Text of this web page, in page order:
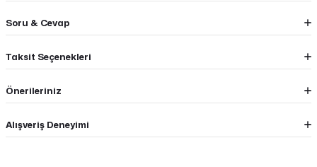
Soru & Cevap
Taksit Seçenekleri
Önerileriniz
Alışveriş Deneyimi